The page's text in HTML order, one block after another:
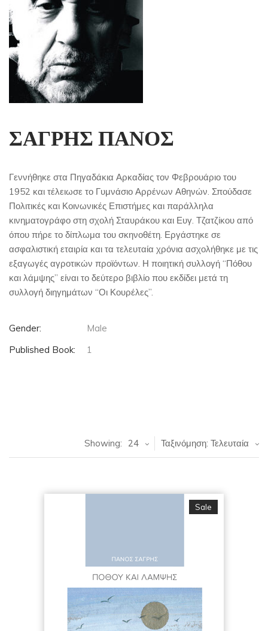
ΣΑΓΡΗΣ ΠΑΝΟΣ
Γεννήθηκε στα Πηγαδάκια Αρκαδίας τον Φεβρουάριο του
1952 και τέλειωσε το Γυμνάσιο Αρρένων Αθηνών. Σπούδασε
Πολιτικές και Κοινωνικές Επιστήμες και παράλληλα
κινηματογράφο στη σχολή Σταυράκου και Ευγ. Τζατζίκου από
όπου πήρε το δίπλωμα του σκηνοθέτη. Εργάστηκε σε
ασφαλιστική εταιρία και τα τελευταία χρόνια ασχολήθηκε με τις
εξαγωγές αγροτικών προϊόντων. Η ποιητική συλλογή “Πόθου
και λάμψης” είναι το δεύτερο βιβλίο που εκδίδει μετά τη
συλλογή διηγημάτων “Οι Κουρέλες”.
Gender:
Male
Published Book:
1
Ταξινόμηση: Τελευταία
Showing: 24
Sale